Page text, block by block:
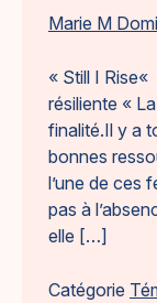
Marie M
« Still I Rise«
résiliente «
finalité.Il y a
bonnes
l’une de ces
pas à
elle […]
Catégorie